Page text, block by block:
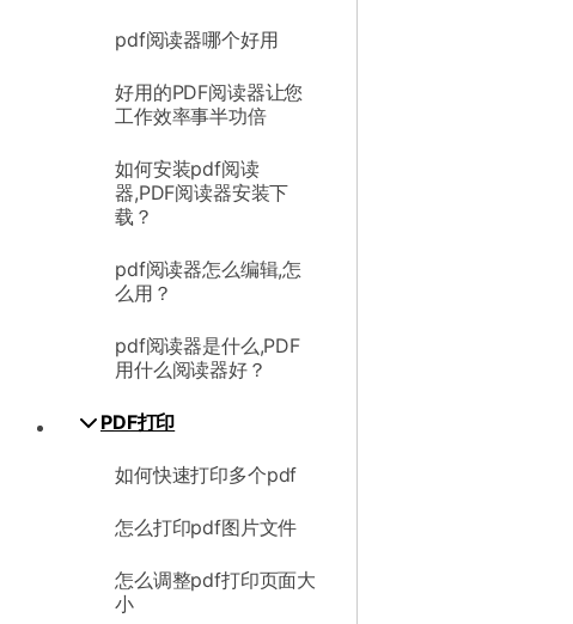
pdf阅读器哪个好用
好用的PDF阅读器让您
工作效率事半功倍
如何安装pdf阅读
器,PDF阅读器安装下
载？
pdf阅读器怎么编辑,怎
么用？
pdf阅读器是什么,PDF
用什么阅读器好？
PDF打印
如何快速打印多个pdf
怎么打印pdf图片文件
怎么调整pdf打印页面大
小